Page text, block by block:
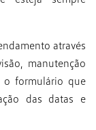
através
manutenção
o formulário que
das datas e